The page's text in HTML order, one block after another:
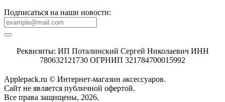
Подписаться на наши новости:
Реквизиты: ИП Поталинский Сергей Николаевич ИНН
780632121730 ОГРНИП 321784700015992
Applepack.ru © Интернет-магазин аксессуаров.
Cайт не является публичной офертой.
Все права защищены, 2026.